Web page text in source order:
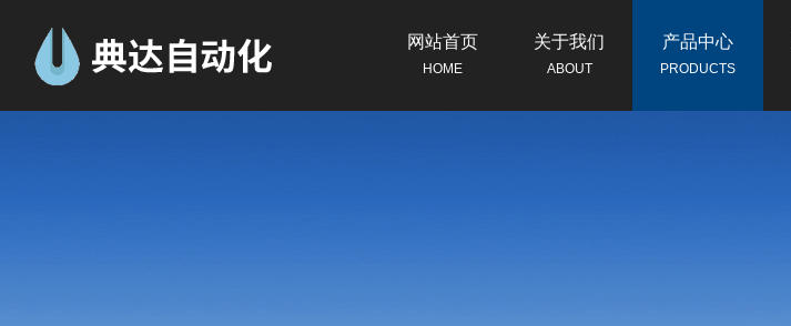
网站首页
HOME
关于我们
ABOUT
产品中心
PRODUCTS